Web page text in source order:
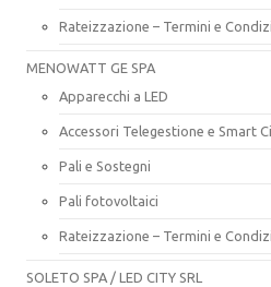
Rateizzazione – Termini e
MENOWATT GE SPA
Apparecchi a LED
Accessori Telegestione e Smart
Pali e Sostegni
Pali fotovoltaici
Rateizzazione – Termini e
SOLETO SPA / LED CITY SRL